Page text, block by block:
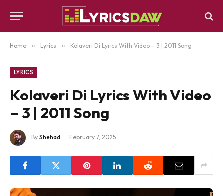
Home » Lyrics » Kolaveri Di Lyrics With Video – 3 | 2011 Song
LYRICS
Kolaveri Di Lyrics With Video
– 3 | 2011 Song
By Shehad February 7, 2025